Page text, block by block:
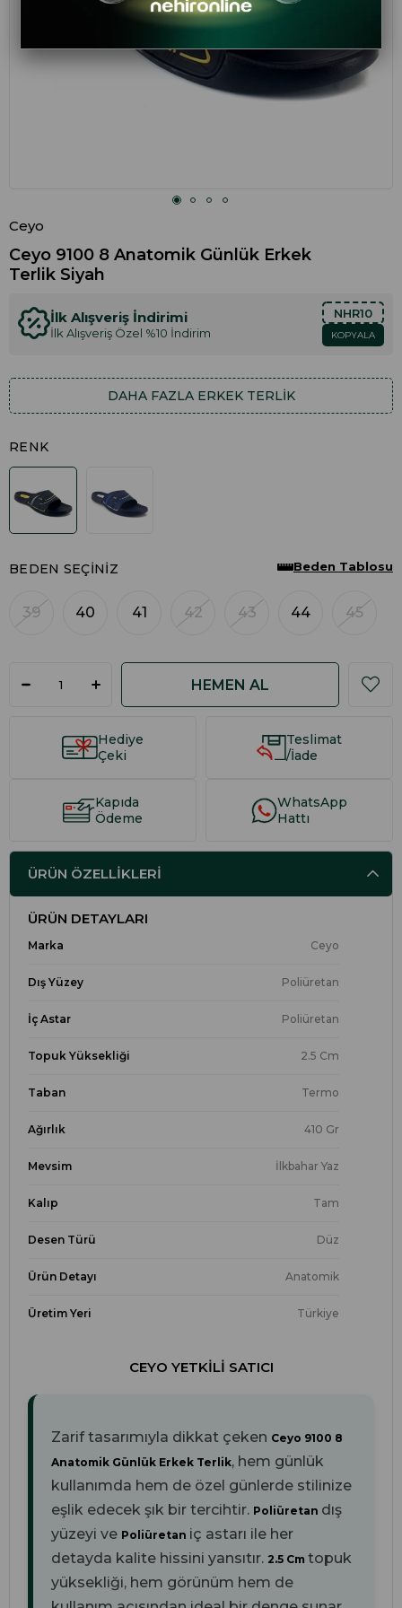
Ceyo
Ceyo 9100 8 Anatomik Günlük Erkek
Terlik Siyah
İlk Alışveriş İndirimi
İlk Alışveriş Özel %10 İndirim
NHR10
KOPYALA
DAHA FAZLA ERKEK TERLIK
RENK
BEDEN SEÇINIZ
39 40 41 42 43 44 45
Beden Tablosu
Hediye
Çeki
Teslimat
/İade
Kapıda
Ödeme
WhatsApp
Hattı
ÜRÜN ÖZELLIKLERI
ÜRÜN DETAYLARI
Marka Ceyo
Dış Yüzey Poliüretan
İç Astar Poliüretan
Topuk Yüksekliği 2.5 Cm
Taban Termo
Ağırlık 410 Gr
Mevsim İlkbahar Yaz
Kalıp Tam
Desen Türü Düz
Ürün Detayı Anatomik
Üretim Yeri Türkiye
CEYO YETKILI SATICI
Zarif tasarımıyla dikkat çeken Ceyo 9100 8
Anatomik Günlük Erkek Terlik, hem günlük
kullanımda hem de özel günlerde stilinize
eşlik edecek şık bir tercihtir. Poliüretan dış
yüzeyi ve Poliüretan iç astarı ile her
detayda kalite hissini yansıtır. 2.5 Cm topuk
yüksekliği, hem görünüm hem de